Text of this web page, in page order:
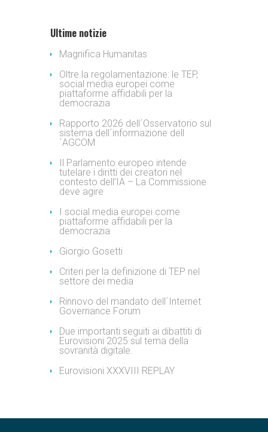
Ultime notizie
Magnifica Humanitas
Oltre la regolamentazione: le TEP,
social media europei come
piattaforme affidabili per la
democrazia
Rapporto 2026 dell´Osservatorio sul
sistema dell´informazione dell
´AGCOM
Il Parlamento europeo intende
tutelare i diritti dei creatori nel
contesto dell’IA – La Commissione
deve agire
I social media europei come
piattaforme affidabili per la
democrazia
Giorgio Gosetti
Criteri per la definizione di TEP nel
settore dei media
Rinnovo del mandato dell´Internet
Governance Forum
Due importanti seguiti ai dibattiti di
Eurovisioni 2025 sul tema della
sovranità digitale.
Eurovisioni XXXVIII REPLAY